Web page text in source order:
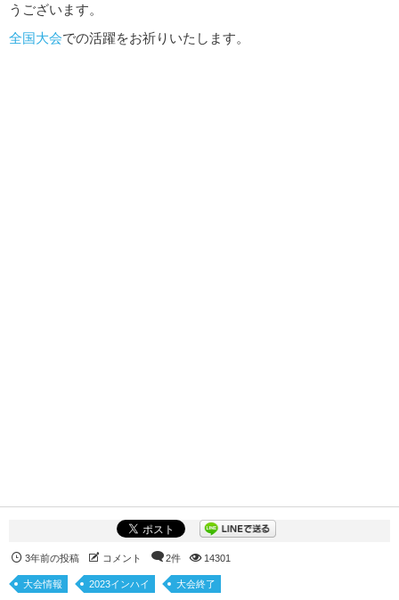
うございます。
全国大会での活躍をお祈りいたします。
3年前の投稿 コメント 2件 14301
大会情報 2023インハイ 大会終了